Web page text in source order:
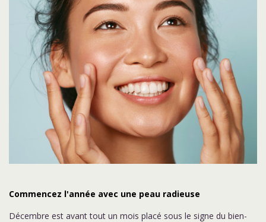
Commencez l'année avec une peau radieuse
Décembre est avant tout un mois placé sous le signe du bien-